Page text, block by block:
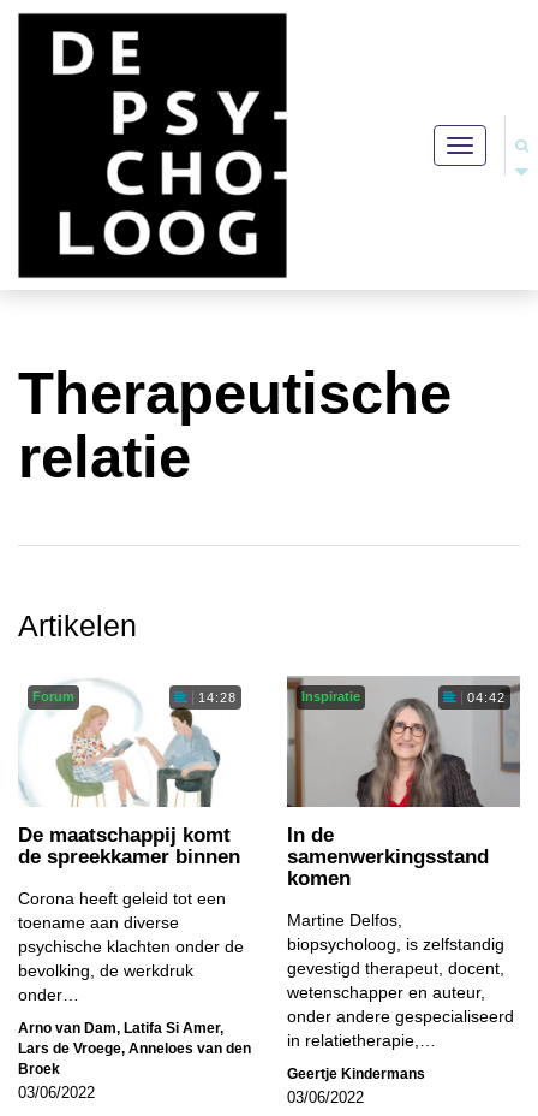
Toggle
navigation
Therapeutische
relatie
Artikelen
Forum 14:28
De maatschappij komt
de spreekkamer binnen
Corona heeft geleid tot een
toename aan diverse
psychische klachten onder de
bevolking, de werkdruk
onder…
Arno van Dam, Latifa Si Amer,
Lars de Vroege, Anneloes van den
Broek
03/06/2022
Inspiratie 04:42
In de
samenwerkingsstand
komen
Martine Delfos,
biopsycholoog, is zelfstandig
gevestigd therapeut, docent,
wetenschapper en auteur,
onder andere gespecialiseerd
in relatietherapie,…
Geertje Kindermans
03/06/2022